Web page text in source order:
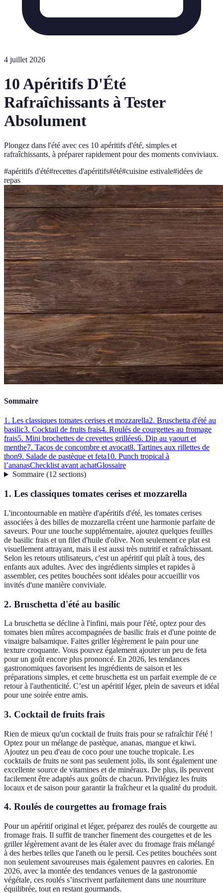
4 juillet 2026
10 Apéritifs D'Été
Rafraîchissants à Tester
Absolument
Plongez dans l'été avec ces 10 apéritifs d'été, simples et
rafraîchissants, à préparer rapidement pour des moments conviviaux.
#apéritifs d'été#recettes d'apéritifs#été#cuisine estivale#idées de
repas
Sommaire
1. Les classiques tomates cerises et mozzarella2. Bruschetta d'été au
basilic3. Cocktail de fruits frais4. Roulés de courgettes au fromage
frais5. Mini brochettes de crevettes grillées6. Dip au yaourt et
menthe7. Tacos de concombre et avocat8. Tartines aux rillettes de
thon9. Salade de pastèque et feta10. Punch tropical à
l’ananasChecklist avant achatGlossaire
Sommaire(12 sections)
1. Les classiques tomates cerises et mozzarella
L'incontournable en matière d'apéritifs d'été, les tomates cerises
associées à des billes de mozzarella créent une harmonie parfaite de
saveurs. Pour une touche supplémentaire, ajoutez quelques feuilles
de basilic frais et un filet d'huile d'olive. Non seulement ce plat est
visuellement attrayant, mais il est aussi très nutritif et rafraîchissant.
Selon les retours utilisateurs, c'est un apéritif qui plaît à tous, des
enfants aux adultes. Avec des ingrédients simples et rapides à
assembler, ces petites bouchées sont idéales pour accueillir vos
invités d'une manière conviviale.
2. Bruschetta d'été au basilic
La bruschetta se décline à l'infini, mais pour l'été, optez pour des
tomates bien mûres accompagnées de basilic frais et d'une pointe de
vinaigre balsamique. Faites griller légèrement le pain pour une
texture croquante. Vous pouvez également ajouter un peu de feta
pour un goût encore plus prononcé. En 2026, les tendances
gastronomiques favorisent les ingrédients de saison et les
préparations simples, et cette bruschetta est un parfait exemple de ce
retour à l'authenticité. C’est un apéritif léger, plein de saveurs et idéal
pour une soirée entre amis.
3. Cocktail de fruits frais
Rien de mieux qu'un cocktail de fruits frais pour se rafraîchir l'été !
Optez pour un mélange de pastèque, ananas, mangue et kiwi.
Ajoutez un peu d'eau de coco pour une touche tropicale. Les
cocktails de fruits ne sont pas seulement jolis, ils sont également une
excellente source de vitamines et de minéraux. De plus, ils peuvent
facilement être adaptés aux goûts de chacun. Privilégiez les fruits
locaux et de saison pour garantir la fraîcheur et la qualité du produit.
4. Roulés de courgettes au fromage frais
Pour un apéritif original et léger, préparez des roulés de courgette au
fromage frais. Il suffit de trancher finement des courgettes et de les
griller légèrement avant de les étaler avec du fromage frais mélangé
à des herbes telles que l'aneth ou le persil. Ces petites bouchées sont
non seulement savoureuses mais également pauvres en calories. En
2026, avec la montée des tendances venues de la gastronomie
végétale, ces roulés s’inscrivent parfaitement dans une nourriture
équilibrée, tout en restant gourmands.